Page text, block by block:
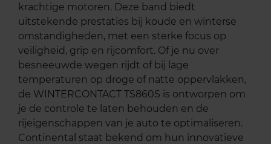
krachtige motoren. Deze band biedt
uitstekende prestaties bij koude en winterse
omstandigheden, met een sterke focus op
veiligheid, grip en rijcomfort. Of je nu over
besneeuwde wegen rijdt of bij lage
temperaturen op droge of natte oppervlakken,
de WINTERCONTACT TS860S is ontworpen om
je de controle te laten behouden en de
rijeigenschappen van je auto te optimaliseren.
Continental staat bekend om hun innovatieve